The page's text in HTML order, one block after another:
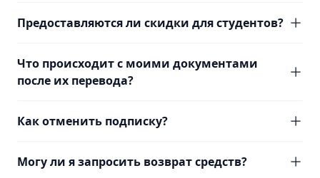
Предоставляются ли скидки для студентов?
Что происходит с моими документами
после их перевода?
Как отменить подписку?
Могу ли я запросить возврат средств?